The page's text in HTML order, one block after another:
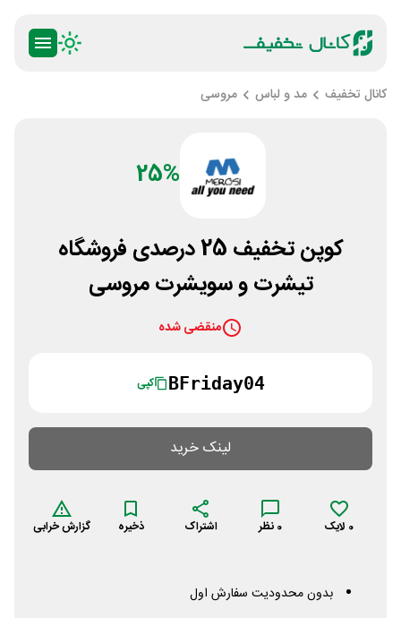
کانال تخفیف مد و لباس مروسی
25%
کوپن تخفیف 25 درصدی فروشگاه
تیشرت و سویشرت مروسی
منقضی شده
BFriday04 کپی
لینک خرید
0 لایک 0 نظر اشتراک ذخیره گزارش خرابی
بدون محدودیت سفارش اول